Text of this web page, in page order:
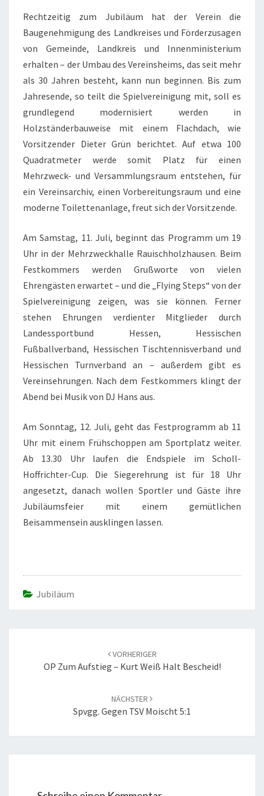
Rechtzeitig zum Jubiläum hat der Verein die
Baugenehmigung des Landkreises und Förderzusagen
von Gemeinde, Landkreis und Innenministerium
erhalten – der Umbau des Vereinsheims, das seit mehr
als 30 Jahren besteht, kann nun beginnen. Bis zum
Jahresende, so teilt die Spielvereinigung mit, soll es
grundlegend modernisiert werden in
Holzständerbauweise mit einem Flachdach, wie
Vorsitzender Dieter Grün berichtet. Auf etwa 100
Quadratmeter werde somit Platz für einen
Mehrzweck- und Versammlungsraum entstehen, für
ein Vereinsarchiv, einen Vorbereitungsraum und eine
moderne Toilettenanlage, freut sich der Vorsitzende.
Am Samstag, 11. Juli, beginnt das Programm um 19
Uhr in der Mehrzweckhalle Rauischholzhausen. Beim
Festkommers werden Grußworte von vielen
Ehrengästen erwartet – und die „Flying Steps“ von der
Spielvereinigung zeigen, was sie können. Ferner
stehen Ehrungen verdienter Mitglieder durch
Landessportbund Hessen, Hessischen
Fußballverband, Hessischen Tischtennisverband und
Hessischen Turnverband an – außerdem gibt es
Vereinsehrungen. Nach dem Festkommers klingt der
Abend bei Musik von DJ Hans aus.
Am Sonntag, 12. Juli, geht das Festprogramm ab 11
Uhr mit einem Frühschoppen am Sportplatz weiter.
Ab 13.30 Uhr laufen die Endspiele im Scholl-
Hoffrichter-Cup. Die Siegerehrung ist für 18 Uhr
angesetzt, danach wollen Sportler und Gäste ihre
Jubiläumsfeier mit einem gemütlichen
Beisammensein ausklingen lassen.
Jubiläum
VORHERIGER
OP Zum Aufstieg – Kurt Weiß Halt Bescheid!
NÄCHSTER
Spvgg. Gegen TSV Moischt 5:1